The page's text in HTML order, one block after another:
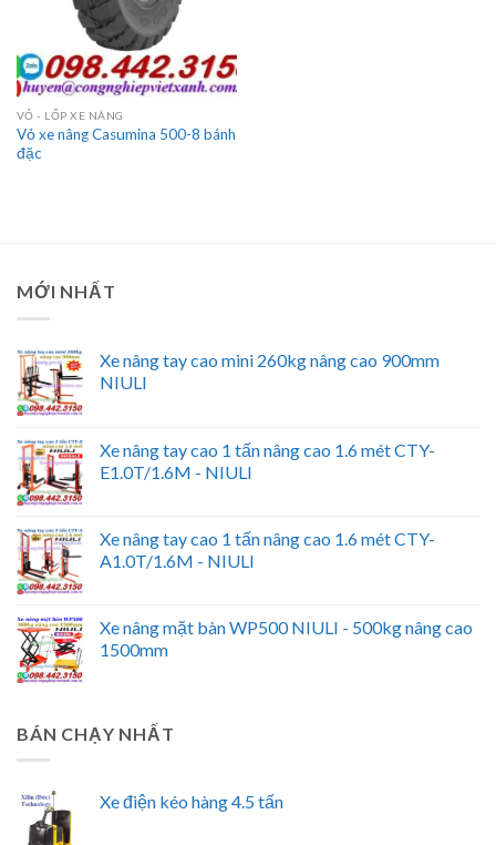
VỎ - LỐP XE NÂNG
Vỏ xe nâng Casumina 500-8 bánh
đặc
MỚI NHẤT
Xe nâng tay cao mini 260kg nâng cao 900mm
NIULI
Xe nâng tay cao 1 tấn nâng cao 1.6 mét CTY-
E1.0T/1.6M - NIULI
Xe nâng tay cao 1 tấn nâng cao 1.6 mét CTY-
A1.0T/1.6M - NIULI
Xe nâng mặt bàn WP500 NIULI - 500kg nâng cao
1500mm
BÁN CHẠY NHẤT
Xe điện kéo hàng 4.5 tấn